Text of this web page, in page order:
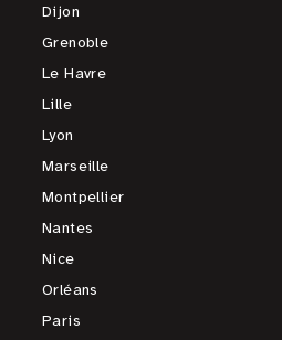
Dijon
Grenoble
Le Havre
Lille
Lyon
Marseille
Montpellier
Nantes
Nice
Orléans
Paris